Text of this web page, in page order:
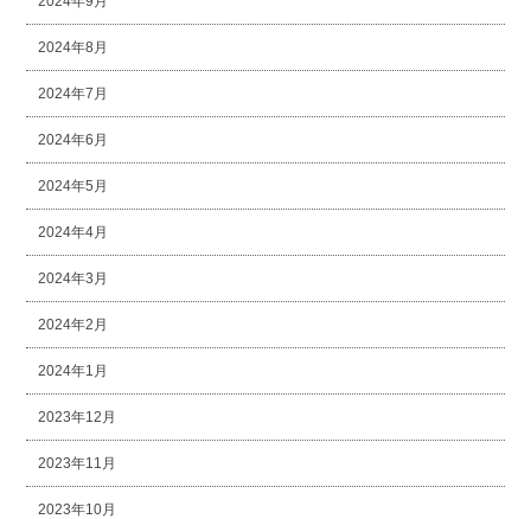
2024年8月
2024年7月
2024年6月
2024年5月
2024年4月
2024年3月
2024年2月
2024年1月
2023年12月
2023年11月
2023年10月